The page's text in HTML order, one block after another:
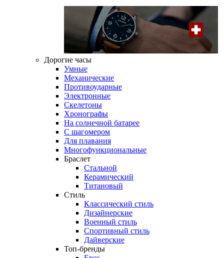
Дорогие часы
Умные
Механические
Противоударные
Электронные
Скелетоны
Хронографы
На солнечной батарее
С шагомером
Для плавания
Многофункциональные
Браслет
Стальной
Керамический
Титановый
Стиль
Классический стиль
Дизайнерские
Военный стиль
Спортивный стиль
Дайверские
Топ-бренды